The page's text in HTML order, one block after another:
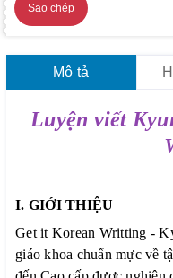
Sao chép
Mô tả
Luyện viết
I. GIỚI THIỆU
Get it Korean Writting -
giáo khoa chuẩn mực về